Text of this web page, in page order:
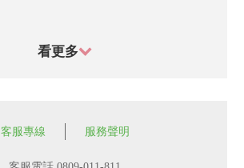
看更多
客服專線 服務聲明